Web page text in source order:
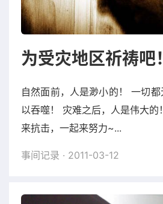
为受灾地区祈祷吧！
自然面前，人是渺小的！ 一切都无法预知，一切都可
以吞噬！ 灾难之后，人是伟大的！ 一起来面对，一起
来抗击，一起来努力~...
事间记录 · 2011-03-12